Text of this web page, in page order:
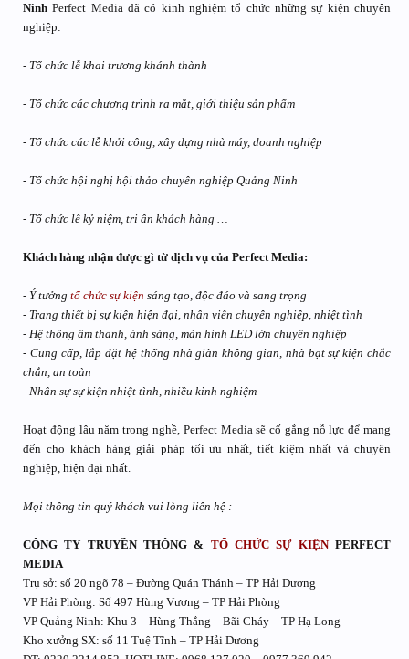
Ninh Perfect Media đã có kinh nghiệm tổ chức những sự kiện chuyên
nghiệp:
- Tổ chức lễ khai trương khánh thành
- Tổ chức các chương trình ra mắt, giới thiệu sản phẩm
- Tổ chức các lễ khởi công, xây dựng nhà máy, doanh nghiệp
- Tổ chức hội nghị hội thảo chuyên nghiệp Quảng Ninh
- Tổ chức lễ kỷ niệm, tri ân khách hàng …
Khách hàng nhận được gì từ dịch vụ của Perfect Media:
- Ý tưởng tổ chức sự kiện sáng tạo, độc đáo và sang trọng
- Trang thiết bị sự kiện hiện đại, nhân viên chuyên nghiệp, nhiệt tình
- Hệ thống âm thanh, ánh sáng, màn hình LED lớn chuyên nghiệp
- Cung cấp, lắp đặt hệ thống nhà giàn không gian, nhà bạt sự kiện chắc
chắn, an toàn
- Nhân sự sự kiện nhiệt tình, nhiều kinh nghiệm
Hoạt động lâu năm trong nghề, Perfect Media sẽ cố gắng nỗ lực để mang
đến cho khách hàng giải pháp tối ưu nhất, tiết kiệm nhất và chuyên
nghiệp, hiện đại nhất.
Mọi thông tin quý khách vui lòng liên hệ :
CÔNG TY TRUYỀN THÔNG & TỔ CHỨC SỰ KIỆNPERFECT
MEDIA
Trụ sở: số 20 ngõ 78 – Đường Quán Thánh – TP Hải Dương
VP Hải Phòng: Số 497 Hùng Vương – TP Hải Phòng
VP Quảng Ninh: Khu 3 – Hùng Thắng – Bãi Cháy – TP Hạ Long
Kho xưởng SX: số 11 Tuệ Tĩnh – TP Hải Dương